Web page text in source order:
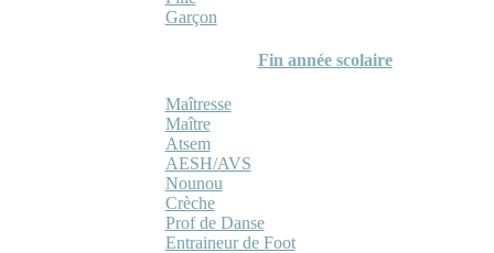
Garçon
Fin année scolaire
Maîtresse
Maître
Atsem
AESH/AVS
Nounou
Crèche
Prof de Danse
Entraineur de Foot